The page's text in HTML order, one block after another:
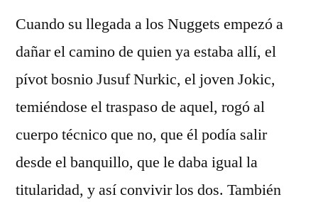
Cuando su llegada a los Nuggets empezó a
dañar el camino de quien ya estaba allí, el
pívot bosnio Jusuf Nurkic, el joven Jokic,
temiéndose el traspaso de aquel, rogó al
cuerpo técnico que no, que él podía salir
desde el banquillo, que le daba igual la
titularidad, y así convivir los dos. También